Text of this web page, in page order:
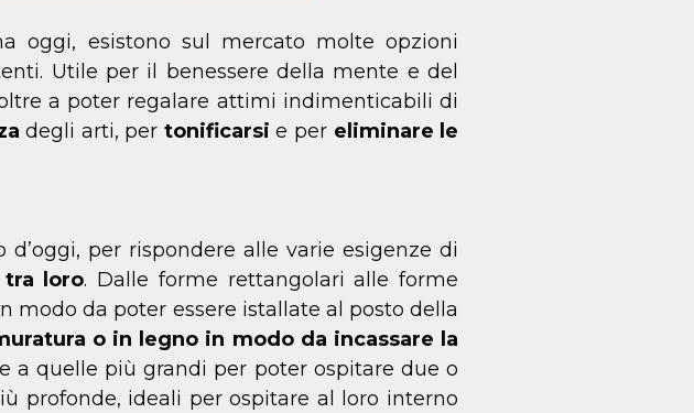
oggi, esistono sul mercato molte opzioni
Utile per il benessere della mente e del
a poter regalare attimi indimenticabili di
degli arti, per tonificarsi e per eliminare le
per rispondere alle varie esigenze di
loro. Dalle forme rettangolari alle forme
modo da poter essere istallate al posto della
o in legno in modo da incassare la
a quelle più grandi per poter ospitare due o
profonde, ideali per ospitare al loro interno